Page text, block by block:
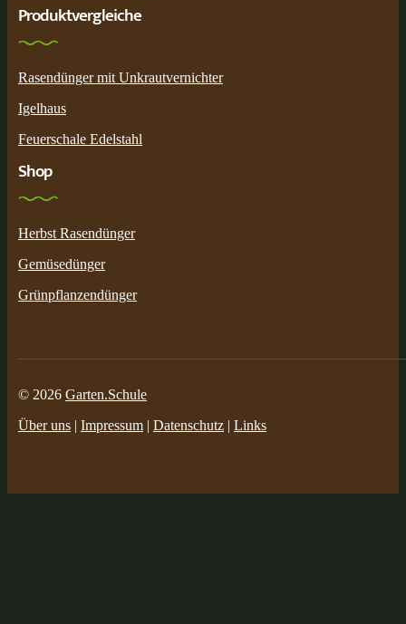
Produktvergleiche
Rasendünger mit Unkrautvernichter
Igelhaus
Feuerschale Edelstahl
Shop
Herbst Rasendünger
Gemüsedünger
Grünpflanzendünger
© 2026 Garten.Schule
Über uns | Impressum | Datenschutz | Links